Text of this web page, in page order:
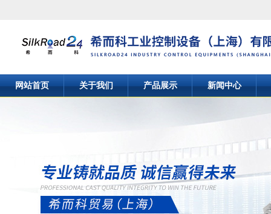
网站首页 关于我们 产品展示 新闻中心